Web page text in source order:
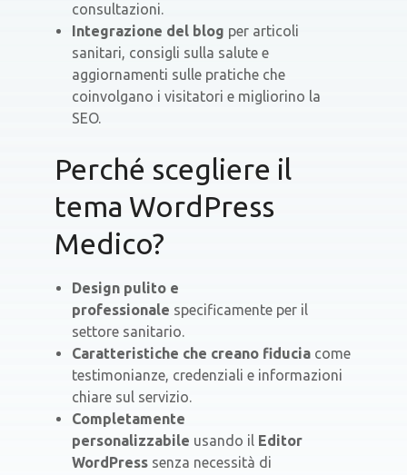
consultazioni.
Integrazione del blog per articoli
sanitari, consigli sulla salute e
aggiornamenti sulle pratiche che
coinvolgano i visitatori e migliorino la
SEO.
Perché scegliere il
tema WordPress
Medico?
Design pulito e
professionale specificamente per il
settore sanitario.
Caratteristiche che creano fiducia come
testimonianze, credenziali e informazioni
chiare sul servizio.
Completamente
personalizzabile usando il Editor
WordPress senza necessità di